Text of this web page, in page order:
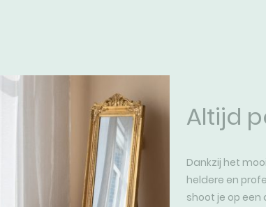
Altijd
Dankzij het
heldere en
shoot je op